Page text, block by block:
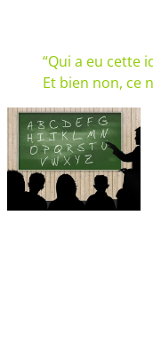
“Qui a eu cette
Et bien non, ce